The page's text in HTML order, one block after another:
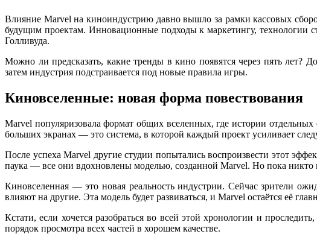
Влияние Marvel на киноиндустрию давно вышло за рамки кассовых
будущим проектам. Инновационные подходы к маркетингу, технологии
Голливуда.
Можно ли предсказать, какие тренды в кино появятся через пять
затем индустрия подстраивается под новые правила игры.
Киновселенные: новая форма повествования
Marvel популяризовала формат общих вселенных, где истории
больших экранах — это система, в которой каждый проект усиливает
После успеха Marvel другие студии попытались воспроизвести этот
паука — все они вдохновлены моделью, созданной Marvel. Но пока
Киновселенная — это новая реальность индустрии. Сейчас зрители
влияют на другие. Эта модель будет развиваться, и Marvel остаётся её
Кстати, если хочется разобраться во всей этой хронологии и
порядок просмотра всех частей в хорошем качестве.